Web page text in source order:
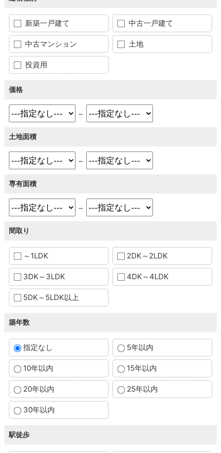
新築一戸建て 中古一戸建て
中古マンション 土地
投資用
価格
～
土地面積
～
専有面積
～
間取り
～1LDK 2DK～2LDK
3DK～3LDK 4DK～4LDK
5DK～5LDK以上
築年数
指定なし 5年以内
10年以内 15年以内
20年以内 25年以内
30年以内
駅徒歩